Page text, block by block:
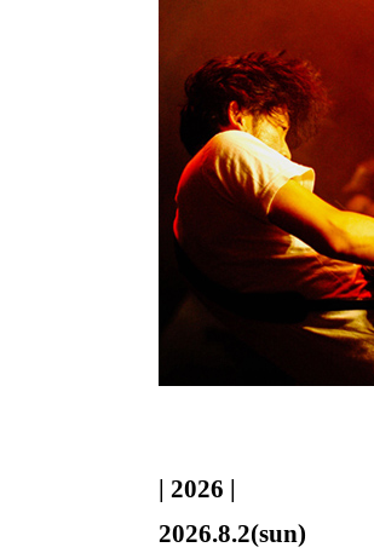
| 2026 |
2026.8.2(sun)